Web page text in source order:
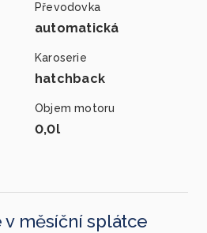
Převodovka
automatická
Karoserie
hatchback
Objem motoru
0,0l
v měsíční splátce